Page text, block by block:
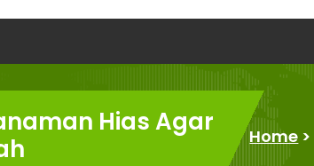
Hias Agar
Home >